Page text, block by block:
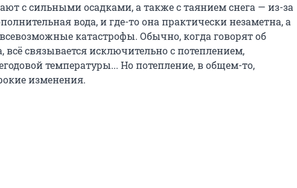
с сильными осадками, а также с таянием снега — из-за
вода, и где-то она практически незаметна, а
катастрофы. Обычно, когда говорят об
связывается исключительно с потеплением,
температуры... Но потепление, в общем-то,
изменения.